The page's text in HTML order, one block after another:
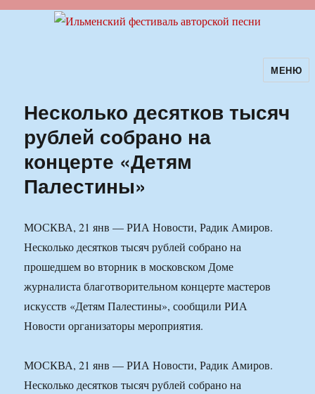
Ильменский фестиваль авторскойМЕНЮ
Несколько десятков тысяч
рублей собрано на
концерте «Детям
Палестины»
МОСКВА, 21 янв — РИА Новости, Радик Амиров.
Несколько десятков тысяч рублей собрано на
прошедшем во вторник в московском Доме
журналиста благотворительном концерте мастеров
искусств «Детям Палестины», сообщили РИА
Новости организаторы мероприятия.
МОСКВА, 21 янв — РИА Новости, Радик Амиров.
Несколько десятков тысяч рублей собрано на